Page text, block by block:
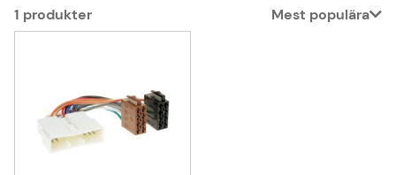
1 produkter
Mest populära